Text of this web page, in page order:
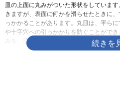
皿の上面に丸みがついた形状をしていま
きますが、表面に何かを滑らせたときに
っかかることがあります。丸皿は、平ら
や十字穴への引っかかりを防ぐことがで
みを、皿より深くすることができるので
ことができます。 皿と比べて出っ張ると